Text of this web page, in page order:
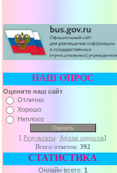
НАШ ОПРОС
Оцените наш сайт
Отлично
Хорошо
Неплохо
[ Результаты· Архив опросов]
Всего ответов: 392
СТАТИСТИКА
Онлайн всего: 1